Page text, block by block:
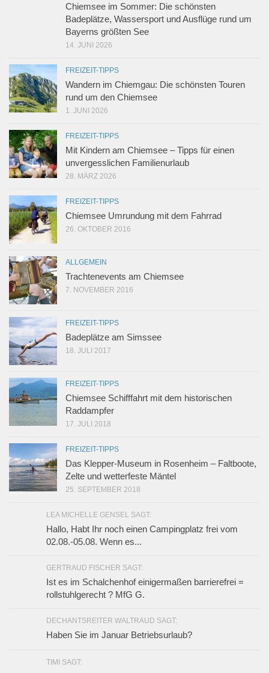
Chiemsee im Sommer: Die schönsten
Badeplätze, Wassersport und Ausflüge rund um
Bayerns größten See
14. JUNI 2026
FREIZEIT-TIPPS
Wandern im Chiemgau: Die schönsten Touren
rund um den Chiemsee
1. JUNI 2026
FREIZEIT-TIPPS
Mit Kindern am Chiemsee – Tipps für einen
unvergesslichen Familienurlaub
28. MÄRZ 2026
FREIZEIT-TIPPS
Chiemsee Umrundung mit dem Fahrrad
26. OKTOBER 2016
ALLGEMEIN
Trachtenevents am Chiemsee
7. NOVEMBER 2016
FREIZEIT-TIPPS
Badeplätze am Simssee
18. JULI 2017
FREIZEIT-TIPPS
Chiemsee Schifffahrt mit dem historischen
Raddampfer
17. JULI 2018
FREIZEIT-TIPPS
Das Klepper-Museum in Rosenheim – Faltboote,
Zelte und wetterfeste Mäntel
25. SEPTEMBER 2018
LEA MICHELLE GENSEL SAGT:
Hallo, Habt Ihr noch einen Campingplatz frei vom
02.08.-05.08. Wenn es...
GERTRAUD FISCHER SAGT:
Ist es im Schalchenhof einigermaßen barrierefrei =
rollstuhlgerecht ? MfG G.
DECHANTSREITER WALTRAUD SAGT:
Haben Sie im Januar Betriebsurlaub?
TIMI SAGT: